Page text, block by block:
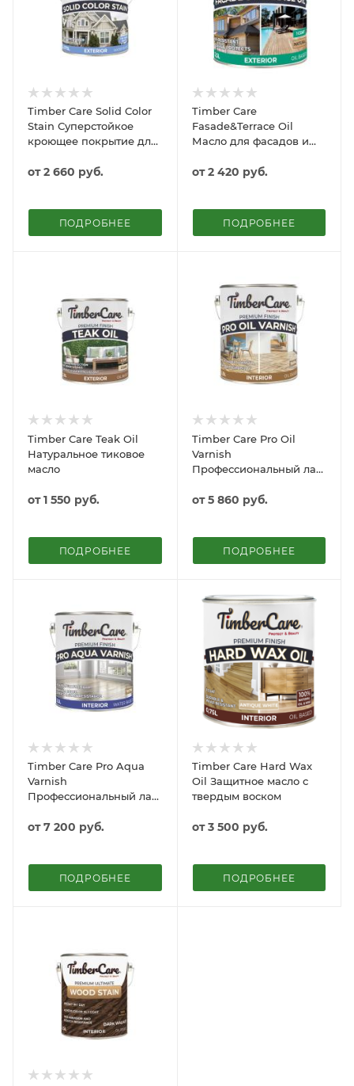
Timber Care Solid Color
Stain Суперстойкое
кроющее покрытие для
поверхностей
от2 660 руб.
ПОДРОБНЕЕ
Timber Care
Fasade&Terrace Oil
Масло для фасадов и
от2 420 руб.
ПОДРОБНЕЕ
Timber Care Teak Oil
Натуральное тиковое
масло
от1 550 руб.
ПОДРОБНЕЕ
Timber Care Pro Oil
Varnish
Профессиональный лак
от5 860 руб.
ПОДРОБНЕЕ
Timber Care Pro Aqua
Varnish
Профессиональный лак
от7 200 руб.
ПОДРОБНЕЕ
Timber Care Hard Wax
Oil Защитное масло с
твердым воском
от3 500 руб.
ПОДРОБНЕЕ